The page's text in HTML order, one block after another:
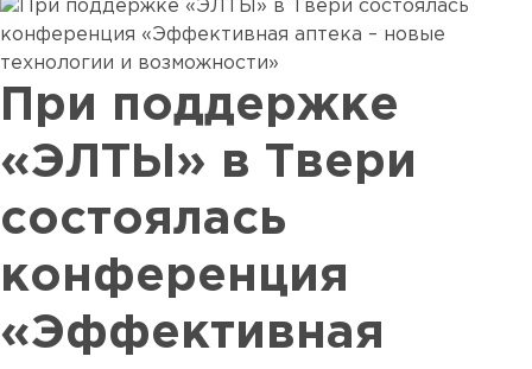
При поддержке
«ЭЛТЫ» в Твери
состоялась
конференция
«Эффективная